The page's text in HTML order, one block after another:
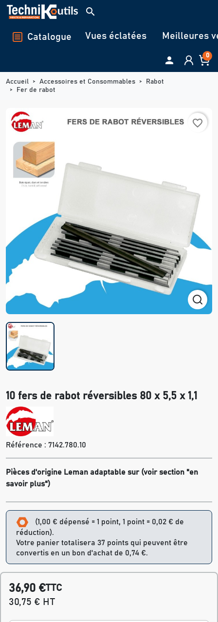
Panneau de gestion des cookies
search
Catalogue Vues éclatées Meilleures
 0
Accueil Accessoires et Consommables
Rabot
Fer de rabot
favorite_border
10 fers de rabot réversibles 80 x 5,5 x 1,1
Référence : 7142.780.10
Pièces d'origine Leman adaptable sur (voir section "en
savoir plus")
(1,00 € dépensé = 1 point, 1 point = 0,02 € de
réduction).
Votre panier totalisera 37 points qui peuvent être
convertis en un bon d'achat de 0,74 €.
36,90 €TTC
30,75 € HT